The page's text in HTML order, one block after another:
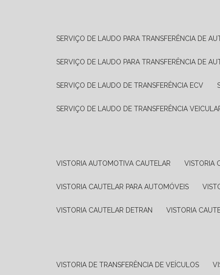
SERVIÇO DE LAUDO PARA TRANSFERÊNCIA DE
SERVIÇO DE LAUDO PARA TRANSFERÊNCIA DE
SERVIÇO DE LAUDO DE TRANSFERÊNCIA ECV
SERVIÇO DE LAUDO DE TRANSFERÊNCIA
VISTORIA AUTOMOTIVA CAUTELAR
VISTORIA CAUTELAR PARA AUTOMÓVEIS
VISTORIA CAUTELAR DETRAN VISTORIA
VISTORIA DE TRANSFERÊNCIA DE VEÍCULOS